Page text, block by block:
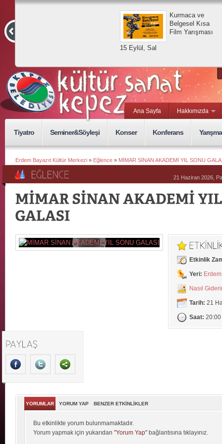
Ana Sayfa Hakkımızda
Tiyatro Seminer&Söyleşi Konser Konferans Yarışma
Erdem Bayazıt Kültür Merkezi » Eğlence » MİMAR SİNAN AKADEMİ YIL SONU
21 Haziran 2026,
Etkinlik
Yeri:
Nasıl
Tarih: 21
Saat: 20:00
YORUMLAR YORUM YAP BENZER ETKİNLİKLER
Bu etkinlikte yorum bulunmamaktadır.
Yorum yapmak için yukarıdan "Yorum Yap" bağlantısına tıklayınız.